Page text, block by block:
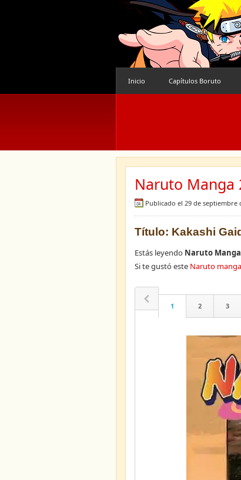
Inicio Capítulos Boruto
Naruto Manga
Publicado el 29 de septiembre
Título: Kakashi
Estás leyendo Naruto Manga
Si te gustó este Naruto manga
1 2 3